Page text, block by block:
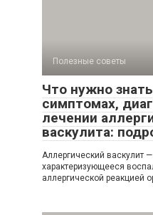
Полезные советы
Что нужно
симптомах,
лечении
васкулита:
Аллергический васкулит
характеризующееся
аллергической реакцией